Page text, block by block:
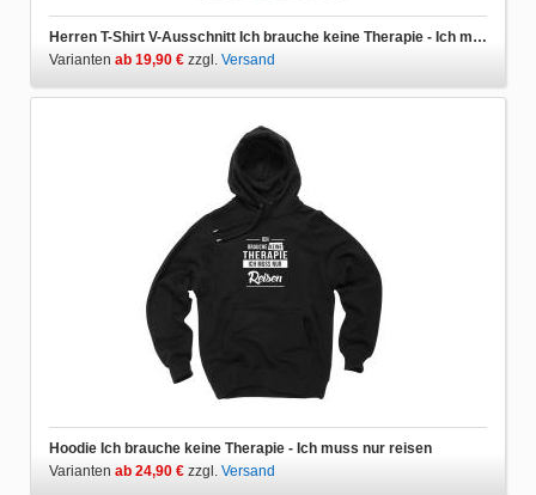
Herren T-Shirt V-Ausschnitt Ich brauche keine Therapie - Ich muss nur reisen
Varianten ab 19,90 € zzgl. Versand
Hoodie Ich brauche keine Therapie - Ich muss nur reisen
Varianten ab 24,90 € zzgl. Versand